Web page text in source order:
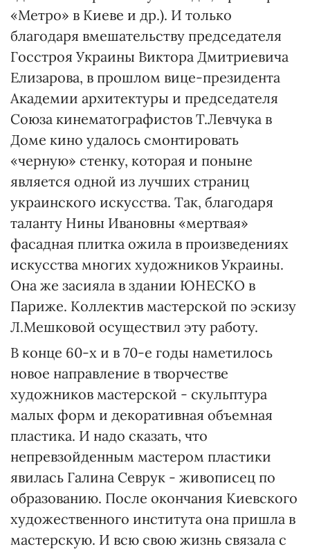
«Метро» в Киеве и др.). И только
благодаря вмешательству председателя
Госстроя Украины Виктора Дмитриевича
Елизарова, в прошлом вице-президента
Академии архитектуры и председателя
Союза кинематографистов Т.Левчука в
Доме кино удалось смонтировать
«черную» стенку, которая и поныне
является одной из лучших страниц
украинского искусства. Так, благодаря
таланту Нины Ивановны «мертвая»
фасадная плитка ожила в произведениях
искусства многих художников Украины.
Она же засияла в здании ЮНЕСКО в
Париже. Коллектив мастерской по эскизу
Л.Мешковой осуществил эту работу.
В конце 60-х и в 70-е годы наметилось
новое направление в творчестве
художников мастерской - скульптура
малых форм и декоративная объемная
пластика. И надо сказать, что
непревзойденным мастером пластики
явилась Галина Севрук - живописец по
образованию. После окончания Киевского
художественного института она пришла в
мастерскую. И всю свою жизнь связала с